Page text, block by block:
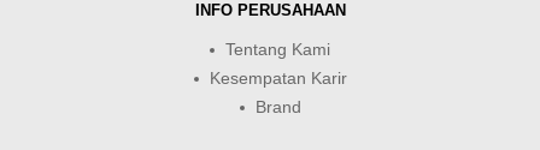
INFO PERUSAHAAN
Tentang Kami
Kesempatan Karir
Brand